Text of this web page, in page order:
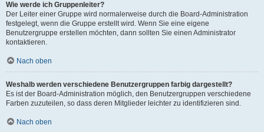
Wie werde ich Gruppenleiter?
Der Leiter einer Gruppe wird normalerweise durch die Board-Administration
festgelegt, wenn die Gruppe erstellt wird. Wenn Sie eine eigene
Benutzergruppe erstellen möchten, dann sollten Sie einen Administrator
kontaktieren.
Nach oben
Weshalb werden verschiedene Benutzergruppen farbig dargestellt?
Es ist der Board-Administration möglich, den Benutzergruppen verschiedene
Farben zuzuteilen, so dass deren Mitglieder leichter zu identifizieren sind.
Nach oben